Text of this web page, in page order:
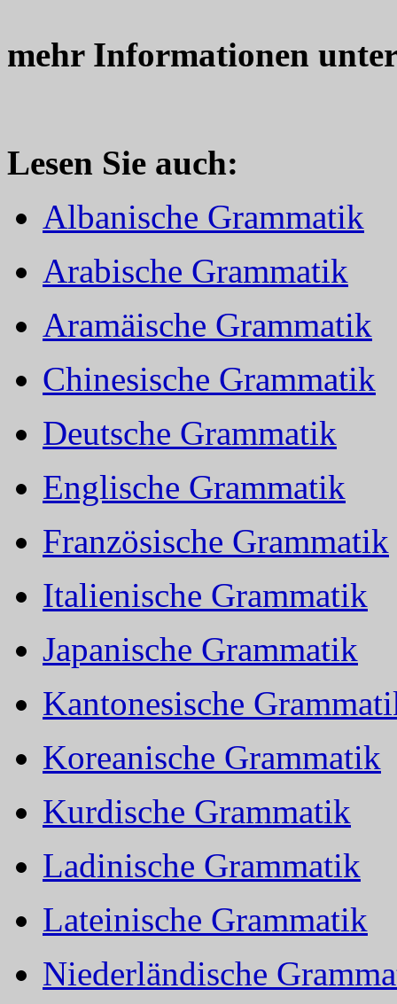
mehr Informationen
Lesen Sie auch:
Albanische Grammatik
Arabische Grammatik
Aramäische Grammatik
Chinesische Grammatik
Deutsche Grammatik
Englische Grammatik
Französische Grammatik
Italienische Grammatik
Japanische Grammatik
Kantonesische
Koreanische Grammatik
Kurdische Grammatik
Ladinische Grammatik
Lateinische Grammatik
Niederländische